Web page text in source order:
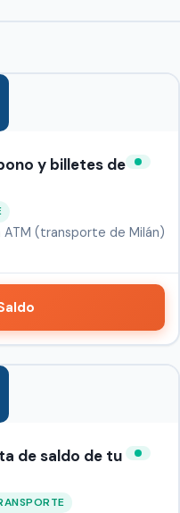
y billetes de
(transporte de Milán)
de saldo de tu